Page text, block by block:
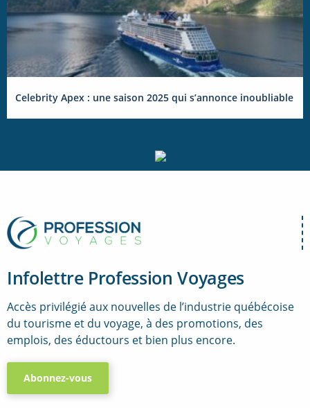
Celebrity Apex : une saison 2025 qui s’annonce inoubliable
Infolettre Profession Voyages
Accès privilégié aux nouvelles de l’industrie québécoise
du tourisme et du voyage, à des promotions, des
emplois, des éductours et bien plus encore.
Abonnez-vous